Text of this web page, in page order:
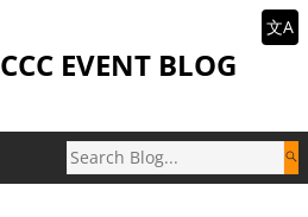
CCC EVENT BLOG
文A